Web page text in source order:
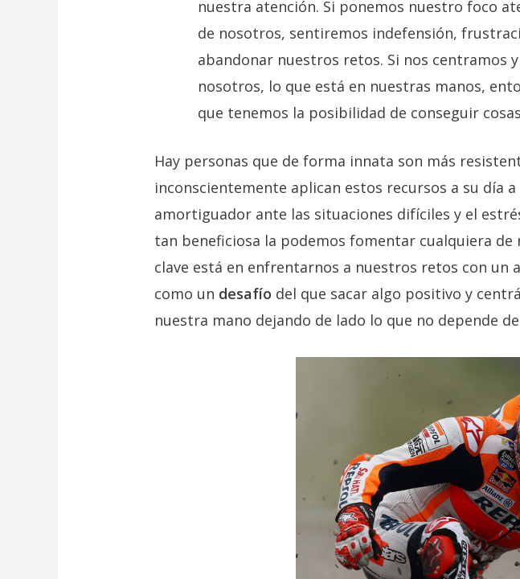
nuestra atención. Si ponemos nuestro foco
de nosotros, sentiremos indefensión,
abandonar nuestros retos. Si nos centramos
nosotros, lo que está en nuestras manos,
que tenemos la posibilidad de conseguir
Hay personas que de forma innata son más
inconscientemente aplican estos recursos a su día
amortiguador ante las situaciones difíciles y el
tan beneficiosa la podemos fomentar cualquiera de
clave está en enfrentarnos a nuestros retos con un
como un desafío del que sacar algo positivo y
nuestra mano dejando de lado lo que no depende